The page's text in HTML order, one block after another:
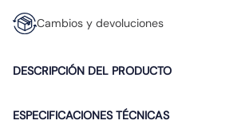
Cambios y devoluciones
DESCRIPCIÓN DEL PRODUCTO
ESPECIFICACIONES TÉCNICAS